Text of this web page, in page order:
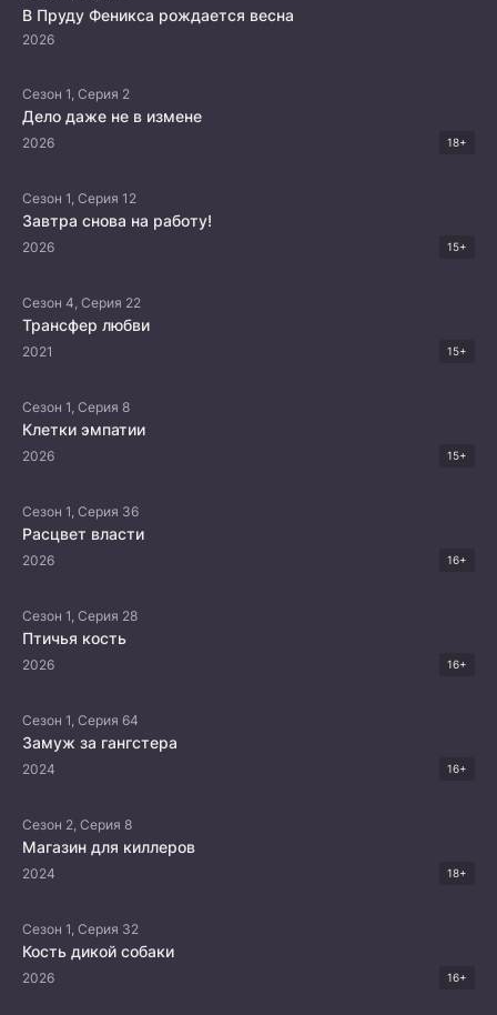
В Пруду Феникса рождается весна
2026
Сезон 1, Серия 2
Дело даже не в измене
2026 18+
Сезон 1, Серия 12
Завтра снова на работу!
2026 15+
Сезон 4, Серия 22
Трансфер любви
2021 15+
Сезон 1, Серия 8
Клетки эмпатии
2026 15+
Сезон 1, Серия 36
Расцвет власти
2026 16+
Сезон 1, Серия 28
Птичья кость
2026 16+
Сезон 1, Серия 64
Замуж за гангстера
2024 16+
Сезон 2, Серия 8
Магазин для киллеров
2024 18+
Сезон 1, Серия 32
Кость дикой собаки
2026 16+